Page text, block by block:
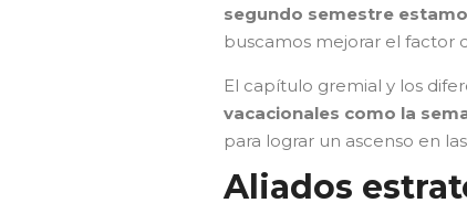
segundo semestre
buscamos mejorar el factor
El capítulo gremial y los
vacacionales como la
para lograr un ascenso en
Aliados